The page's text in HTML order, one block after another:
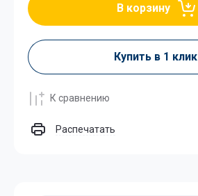
В корзину
Купить в 1 клик
К сравнению
Распечатать